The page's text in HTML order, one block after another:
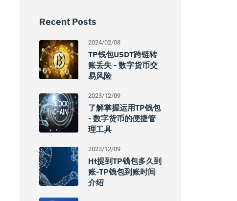
Recent Posts
2024/02/08
TP钱包USDT跨链转
账丢失 - 数字货币交
易风险
2023/12/09
了解掌握运用TP钱包
- 数字货币的便捷管
理工具
2023/12/09
Ht提到TP钱包多久到
账-TP钱包到账时间
介绍